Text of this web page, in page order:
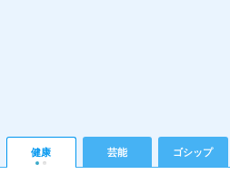
健康 芸能 ゴシップ